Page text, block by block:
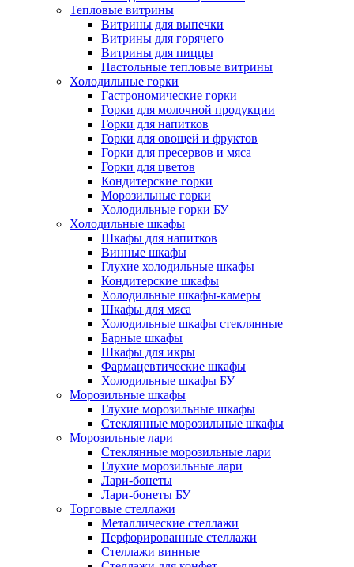
Тепловые витрины
Витрины для выпечки
Витрины для горячего
Витрины для пиццы
Настольные тепловые витрины
Холодильные горки
Гастрономические горки
Горки для молочной продукции
Горки для напитков
Горки для овощей и фруктов
Горки для пресервов и мяса
Горки для цветов
Кондитерские горки
Морозильные горки
Холодильные горки БУ
Холодильные шкафы
Шкафы для напитков
Винные шкафы
Глухие холодильные шкафы
Кондитерские шкафы
Холодильные шкафы-камеры
Шкафы для мяса
Холодильные шкафы стеклянные
Барные шкафы
Шкафы для икры
Фармацевтические шкафы
Холодильные шкафы БУ
Морозильные шкафы
Глухие морозильные шкафы
Стеклянные морозильные шкафы
Морозильные лари
Стеклянные морозильные лари
Глухие морозильные лари
Лари-бонеты
Лари-бонеты БУ
Торговые стеллажи
Металлические стеллажи
Перфорированные стеллажи
Стеллажи винные